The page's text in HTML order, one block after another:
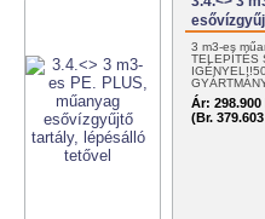
3 m3-es
TELEPÍTÉS
Ár:
(Br.